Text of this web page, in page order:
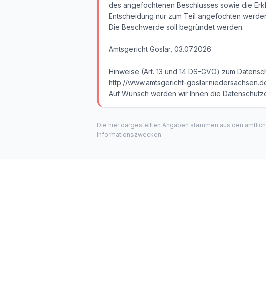
des angefochtenen Beschlusses sowie die
Entscheidung nur zum Teil angefochten
Die Beschwerde soll begründet werden.
Amtsgericht Goslar, 03.07.2026
Hinweise (Art. 13 und 14 DS-GVO) zum
http://www.amtsgericht-
Auf Wunsch werden wir Ihnen die
Die hier dargestellten Angaben stammen aus den
Informationszwecken.